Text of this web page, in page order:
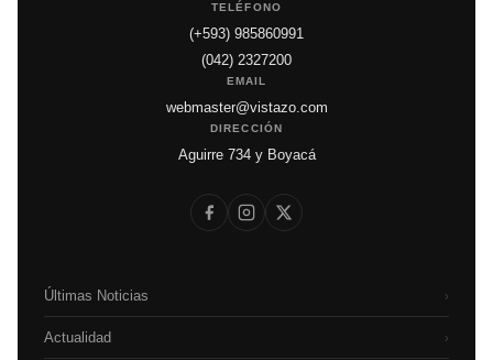
TELÉFONO
(+593) 985860991
(042) 2327200
EMAIL
webmaster@vistazo.com
DIRECCIÓN
Aguirre 734 y Boyacá
Últimas Noticias ›
Actualidad ›